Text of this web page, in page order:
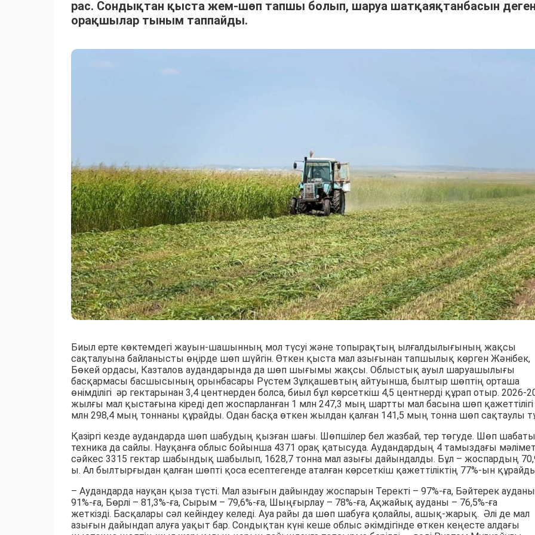
рас. Сондықтан қыста жем-шөп тапшы болып, шаруа шатқаяқтанбасын
орақшылар тыным таппайды.
Биыл ерте көктемдегі жауын-шашынның мол түсуі және топырақтың ылғалдылығының жақсы
сақталуына байланысты өңірде шөп шүйгін. Өткен қыста мал азығынан тапшылық көрген Жәнібек,
Бөкей ордасы, Казталов аудандарында да шөп шығымы жақсы. Облыстық ауыл шаруашылығы
басқармасы басшысының орынбасары Рүстем Зұлқашевтың айтуынша, былтыр шөптің орташа
өнімділігі әр гектарынан 3,4 центнерден болса, биыл бұл көрсеткіш 4,5 центнерді құрап отыр. 2026-
жылғы мал қыстағына кіреді деп жоспарланған 1 млн 247,3 мың шартты мал басына шөп қажеттілігі
млн 298,4 мың тоннаны құрайды. Одан басқа өткен жылдан қалған 141,5 мың тонна шөп сақтаулы
Қазіргі кезде аудандарда шөп шабудың қызған шағы. Шөпшілер бел жазбай, тер төгуде. Шөп
техника да сайлы. Науқанға облыс бойынша 4371 орақ қатысуда. Аудандардың 4 тамыздағы
сәйкес 3315 гектар шабындық шабылып, 1628,7 тонна мал азығы дайындалды. Бұл – жоспардың
ы. Ал былтырғыдан қалған шөпті қоса есептегенде аталған көрсеткіш қажеттіліктің 77%-ын
– Аудандарда науқан қыза түсті. Мал азығын дайындау жоспарын Теректі – 97%-ға, Бәйтерек
91%-ға, Бөрлі – 81,3%-ға, Сырым – 79,6%-ға, Шыңғырлау – 78%-ға, Ақжайық ауданы – 76,5%-ға
жеткізді. Басқалары сәл кейіндеу келеді. Ауа райы да шөп шабуға қолайлы, ашық-жарық. Әлі де мал
азығын дайындап алуға уақыт бар. Сондықтан күні кеше облыс әкімдігінде өткен кеңесте алдағы